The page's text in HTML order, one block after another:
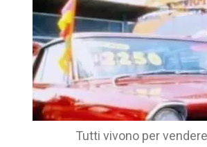
Tutti vivono per